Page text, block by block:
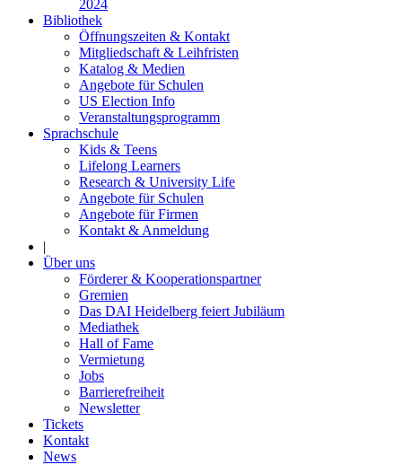
2024
Bibliothek
Öffnungszeiten & Kontakt
Mitgliedschaft & Leihfristen
Katalog & Medien
Angebote für Schulen
US Election Info
Veranstaltungsprogramm
Sprachschule
Kids & Teens
Lifelong Learners
Research & University Life
Angebote für Schulen
Angebote für Firmen
Kontakt & Anmeldung
|
Über uns
Förderer & Kooperationspartner
Gremien
Das DAI Heidelberg feiert Jubiläum
Mediathek
Hall of Fame
Vermietung
Jobs
Barrierefreiheit
Newsletter
Tickets
Kontakt
News